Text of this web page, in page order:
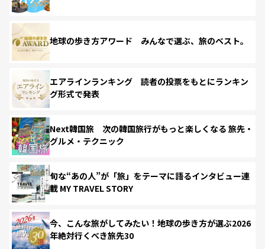
地球の歩き方アワード みんなで選ぶ、旅のベスト。
エアラインランキング 読者の投票をもとにランキン
グ形式で発表
Next韓国旅 次の韓国旅行がもっと楽しくなる 旅先・
グルメ・テクニック
旬な“あの人”が「旅」をテーマに語るインタビュー連
載 MY TRAVEL STORY
今、こんな旅がしてみたい！地球の歩き方が選ぶ2026
年絶対行くべき旅先30